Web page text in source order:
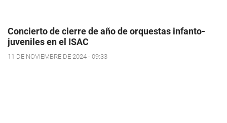
Concierto de cierre de año de orquestas infanto-
juveniles en el ISAC
11 DE NOVIEMBRE DE 2024 - 09:33